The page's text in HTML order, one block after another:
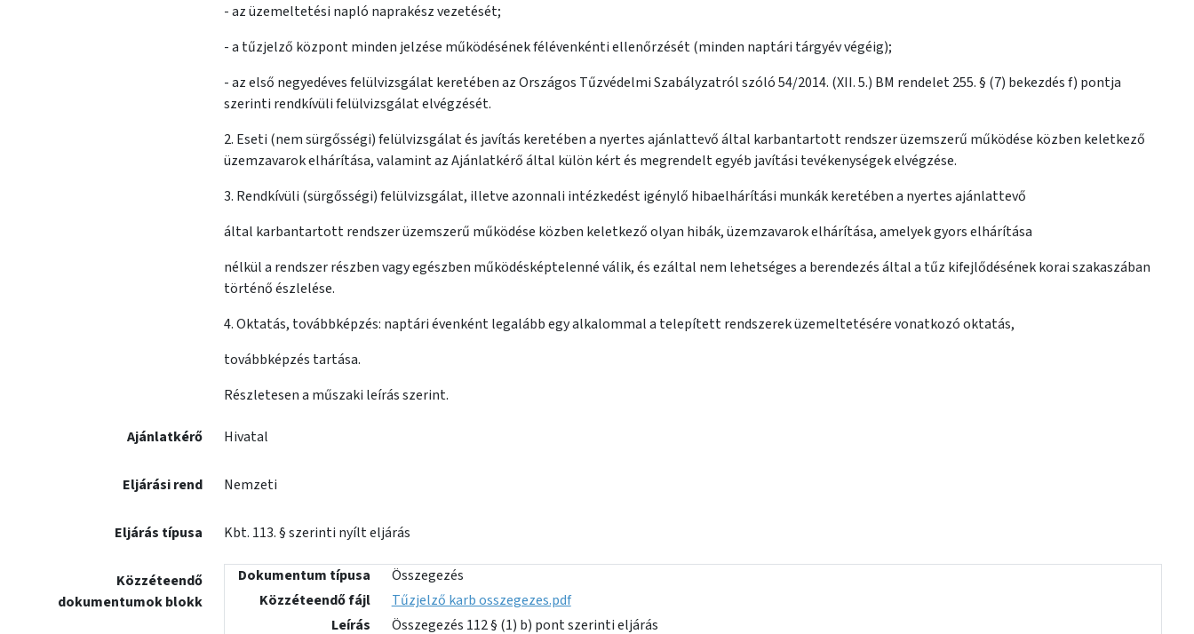
- az üzemeltetési napló naprakész vezetését;
- a tűzjelző központ minden jelzése működésének félévenkénti ellenőrzését (minden naptári tárgyév végéig);
- az első negyedéves felülvizsgálat keretében az Országos Tűzvédelmi Szabályzatról szóló 54/2014. (XII. 5.) BM rendelet 255. § (7) bekezdés f) pontja
szerinti rendkívüli felülvizsgálat elvégzését.
2. Eseti (nem sürgősségi) felülvizsgálat és javítás keretében a nyertes ajánlattevő által karbantartott rendszer üzemszerű működése közben keletkező
üzemzavarok elhárítása, valamint az Ajánlatkérő által külön kért és megrendelt egyéb javítási tevékenységek elvégzése.
3. Rendkívüli (sürgősségi) felülvizsgálat, illetve azonnali intézkedést igénylő hibaelhárítási munkák keretében a nyertes ajánlattevő
által karbantartott rendszer üzemszerű működése közben keletkező olyan hibák, üzemzavarok elhárítása, amelyek gyors elhárítása
nélkül a rendszer részben vagy egészben működésképtelenné válik, és ezáltal nem lehetséges a berendezés által a tűz kifejlődésének korai szakaszában
történő észlelése.
4. Oktatás, továbbképzés: naptári évenként legalább egy alkalommal a telepített rendszerek üzemeltetésére vonatkozó oktatás,
továbbképzés tartása.
Részletesen a műszaki leírás szerint.
Ajánlatkérő Hivatal
Eljárási rend Nemzeti
Eljárás típusa Kbt. 113. § szerinti nyílt eljárás
Közzéteendő
dokumentumok blokk
Dokumentum típusa
Összegezés
Közzéteendő fájl
Tűzjelző karb osszegezes.pdf
Leírás
Összegezés 112 § (1) b) pont szerinti eljárás